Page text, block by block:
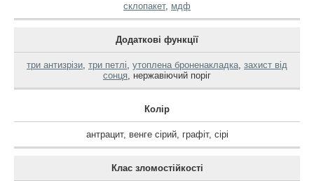
склопакет, мдф
Додаткові функції
три антизрізи, три петлі, утоплена броненакладка, захист від
сонця, нержавіючий поріг
Колір
антрацит, венге сірий, графіт, сірі
Клас зломостійкості